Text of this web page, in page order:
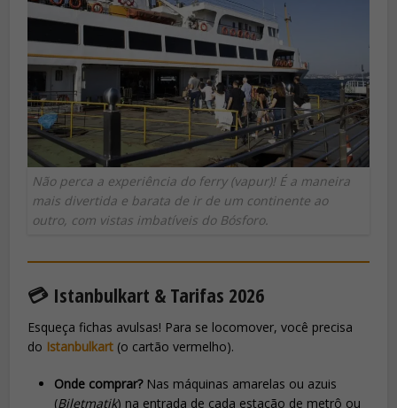
Não perca a experiência do ferry (vapur)! É a maneira
mais divertida e barata de ir de um continente ao
outro, com vistas imbatíveis do Bósforo.
💳 Istanbulkart & Tarifas 2026
Esqueça fichas avulsas! Para se locomover, você precisa
do Istanbulkart (o cartão vermelho).
Onde comprar?Nas máquinas amarelas ou azuis
(Biletmatik) na entrada de cada estação de metrô ou